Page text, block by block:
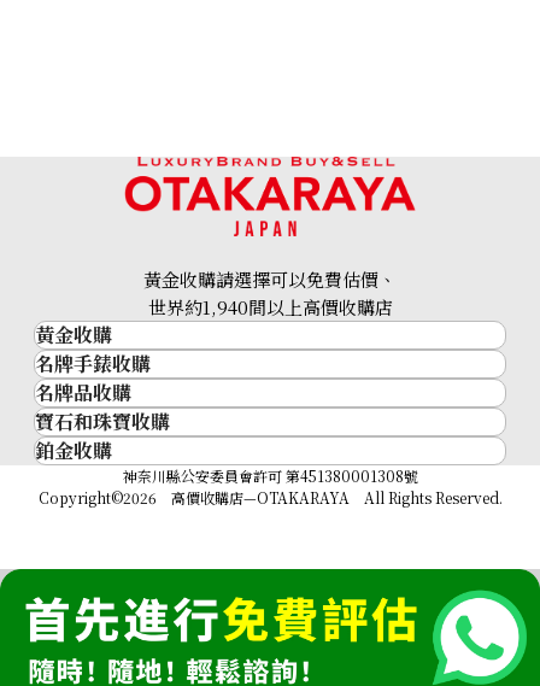
18K gold (K18) Kihei ring
3.4g
參考回收價
HKD 3,539.54
黃金收購請選擇可以免費估價、
世界約1,940間以上高價收購店
黃金收購
黃金･金條
金條
金幣及銀幣
過去十年黃金價格
金飾
名牌手錶收購
名牌手錶收購
勞力士 (Rolex)
Patek Philippe
Audemars Piguet
名牌品收購
名牌品收購
HERMES
LOUIS VUITTON
CHANEL
CELINE
FENDI
Christian Dior
GUCCI
寶石和珠寶收購
寶石和珠寶
祖母綠
紅寶石
鉑金收購
神奈川縣公安委員會許可 第451380001308號
Copyright©2026 高價收購店—OTAKARAYA All Rights Reserved.